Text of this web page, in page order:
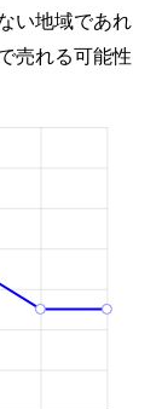
い地域であれ
売れる可能性